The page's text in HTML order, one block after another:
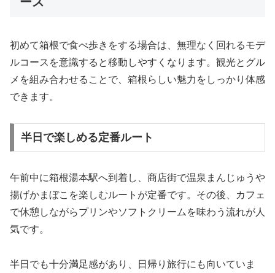
初めて箱根で食べ歩きをする場合は、無理なく回れるモデ
ルコースを意識すると移動しやすくなります。観光とグル
メを組み合わせることで、箱根らしい魅力をしっかり体感
できます。
半日で楽しめる定番ルート
午前中に箱根湯本駅へ到着し、商店街で温泉まんじゅうや
揚げかまぼこを楽しむルートが定番です。その後、カフェ
で休憩しながらプリンやソフトクリームを味わう流れが人
気です。
半日でも十分満足感があり、日帰り旅行にも向いていま